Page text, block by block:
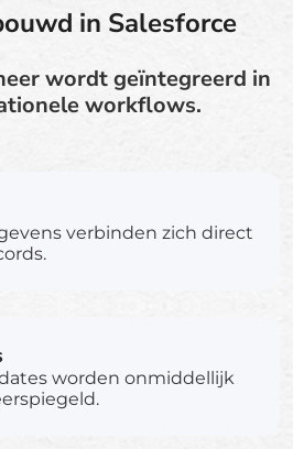
in Salesforce
wordt geïntegreerd in
workflows.
verbinden zich direct
worden onmiddellijk